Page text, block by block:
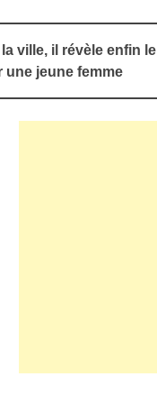
ville, il révèle enfin le
jeune femme